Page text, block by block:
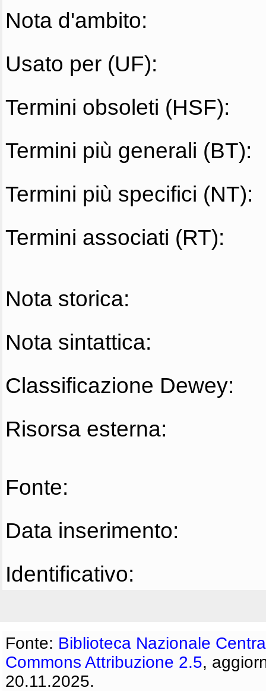
Nota d'ambito:
Usato per (UF):
Termini obsoleti (HSF):
Termini più generali (BT):
Termini più specifici (NT):
Termini associati (RT):
Nota storica:
Nota sintattica:
Classificazione Dewey:
Risorsa esterna:
Fonte:
Data inserimento:
Identificativo:
Fonte: Biblioteca Nazionale
Commons Attribuzione 2.5,
20.11.2025.